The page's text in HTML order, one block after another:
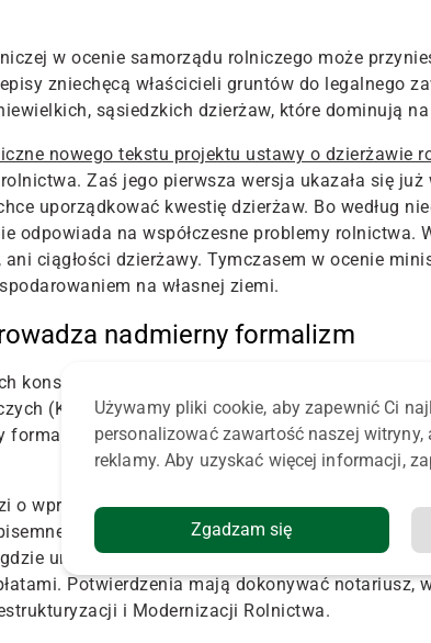
w ocenie samorządu rolniczego może
zniechęcą właścicieli gruntów do legalnego
sąsiedzkich dzierżaw, które dominują
nowego tekstu projektu ustawy o dzierżawie
Zaś jego pierwsza wersja ukazała się już
uporządkować kwestię dzierżaw. Bo według
odpowiada na współczesne problemy rolnictwa.
ani ciągłości dzierżawy. Tymczasem w ocenie
na własnej ziemi.
nadmierny formalizm
konsultacji nowej wersji ustawy o dzierżawie,
(KRIR). Według niej, projektowane przepisy w
formalizm. Ponadto nie uwzględniają obecnych
o wprowadzany obowiązek zawierania umowy
z potwierdzoną urzędowo datą. Wymóg
umowy byłyby „lipne” i powstawałyby tylko
Potwierdzenia mają dokonywać notariusz,
i Modernizacji Rolnictwa.
Używamy pliki cookie, aby zapewnić Ci
personalizować zawartość naszej
reklamy. Aby uzyskać więcej informacji,
Zgadzam się